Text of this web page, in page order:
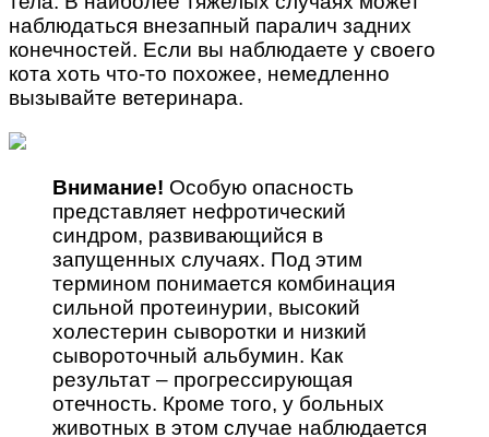
наблюдаться внезапный паралич задних
конечностей. Если вы наблюдаете у своего
кота хоть что-то похожее, немедленно
вызывайте ветеринара.
Внимание! Особую опасность
представляет нефротический
синдром, развивающийся в
запущенных случаях. Под этим
термином понимается комбинация
сильной протеинурии, высокий
холестерин сыворотки и низкий
сывороточный альбумин. Как
результат – прогрессирующая
отечность. Кроме того, у больных
животных в этом случае наблюдается